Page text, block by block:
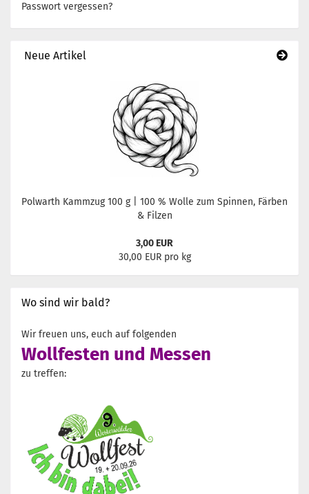
Passwort vergessen?
Neue Artikel
Polwarth Kammzug 100 g | 100 % Wolle zum Spinnen, Färben
& Filzen
3,00 EUR
30,00 EUR pro kg
Wo sind wir bald?
Wir freuen uns, euch auf folgenden
Wollfesten und Messen
zu treffen: